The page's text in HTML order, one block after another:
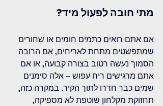
מתי חובה לפעול מיד?
אם אתם רואים כתמים חומים או שחורים
שמתפשטים מתחת לאריחים, אם הרובה
הסמוך נעשה רטוב בצורה קבועה, או אם
אתם מרגישים ריח עפוש – אלה סימנים
שמים כבר חדרו לתוך הקיר. במקרה כזה,
תחזוקת מקלחון שוטפת לא מספיקה,